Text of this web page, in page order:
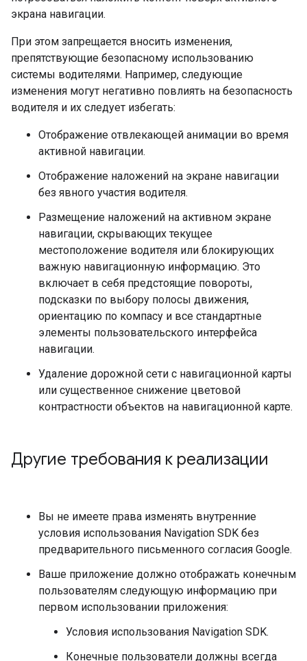
экрана навигации.
При этом запрещается вносить изменения,
препятствующие безопасному использованию
системы водителями. Например, следующие
изменения могут негативно повлиять на безопасность
водителя и их следует избегать:
Отображение отвлекающей анимации во время
активной навигации.
Отображение наложений на экране навигации
без явного участия водителя.
Размещение наложений на активном экране
навигации, скрывающих текущее
местоположение водителя или блокирующих
важную навигационную информацию. Это
включает в себя предстоящие повороты,
подсказки по выбору полосы движения,
ориентацию по компасу и все стандартные
элементы пользовательского интерфейса
навигации.
Удаление дорожной сети с навигационной карты
или существенное снижение цветовой
контрастности объектов на навигационной карте.
Другие требования к реализации
Вы не имеете права изменять внутренние
условия использования Navigation SDK без
предварительного письменного согласия Google.
Ваше приложение должно отображать конечным
пользователям следующую информацию при
первом использовании приложения:
Условия использования Navigation SDK.
Конечные пользователи должны всегда